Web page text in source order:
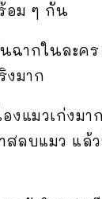
อม ๆ กัน
ฉากในละค
มาก
แมวเก่งม
สลบแมว แ